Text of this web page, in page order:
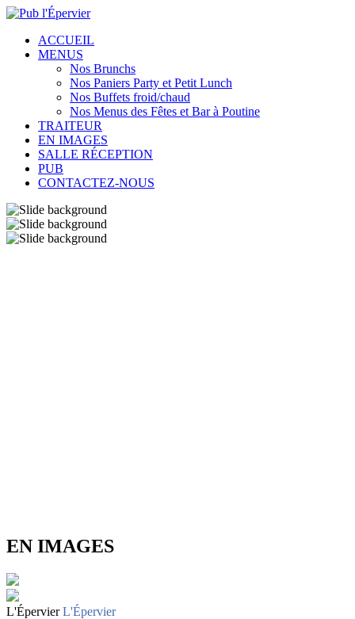
ACCUEIL
MENUS
Nos Brunchs
Nos Paniers Party et Petit Lunch
Nos Buffets froid/chaud
Nos Menus des Fêtes et Bar à Poutine
TRAITEUR
EN IMAGES
SALLE RÉCEPTION
PUB
CONTACTEZ-NOUS
EN IMAGES
L'Épervier L'Épervier